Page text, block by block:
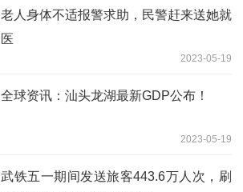
老人身体不适报警求助，民警赶来送她就
医
2023-05-19
全球资讯：汕头龙湖最新GDP公布！
2023-05-19
武铁五一期间发送旅客443.6万人次，刷